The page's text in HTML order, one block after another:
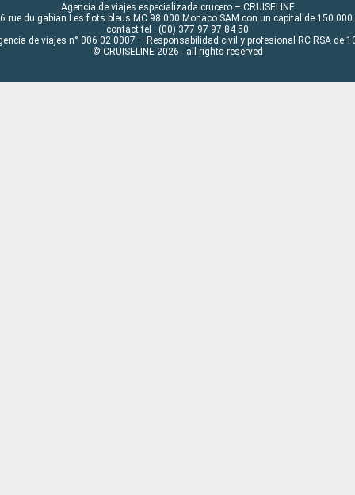
Agencia de viajes especializada crucero – CRUISELINE
rue du gabian Les flots bleus MC 98 000 Monaco SAM con un capital de 150 000
contact tel : (00) 377 97 97 84 50
de viajes n° 006 02 0007 – Responsabilidad civil y profesional RC RSA de
© CRUISELINE 2026 - all rights reserved